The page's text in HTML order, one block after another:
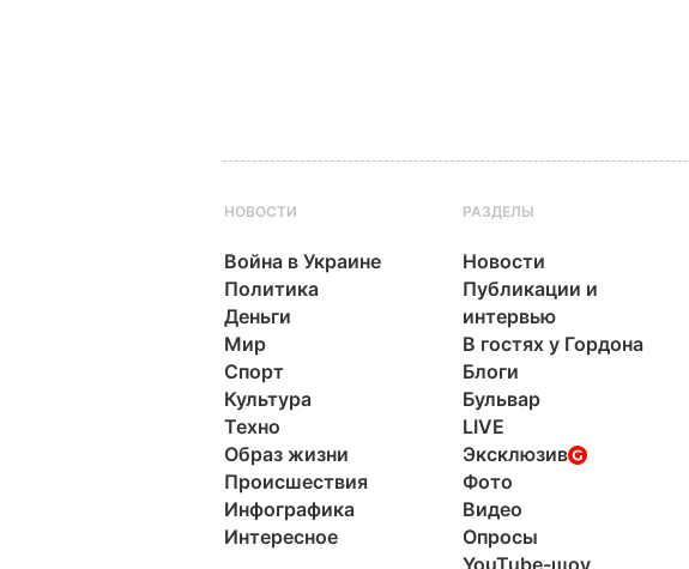
НОВОСТИ
Война в Украине
Политика
Деньги
Мир
Спорт
Культура
Техно
Образ жизни
Происшествия
Инфографика
Интересное
РАЗДЕЛЫ
Новости
Публикации и
интервью
В гостях у Гордона
Блоги
Бульвар
LIVE
Эксклюзив
Фото
Видео
Опросы
YouTube-шоу